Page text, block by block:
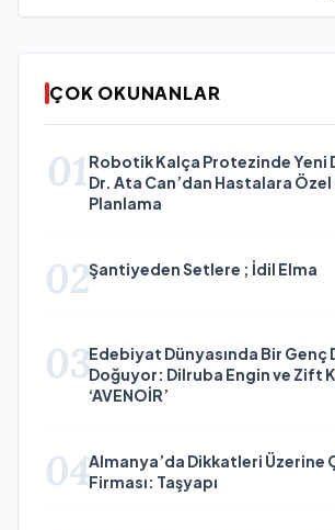
ÇOK OKUNANLAR
01 Robotik Kalça Protezinde Yeni
Dr. Ata Can’dan Hastalara
Planlama
02Şantiyeden Setlere ; İdil Elma
03Edebiyat Dünyasında Bir Genç
Doğuyor: Dilruba Engin ve Zift
‘AVENOİR’
04Almanya’da Dikkatleri Üzerine
Firması: Taşyapı